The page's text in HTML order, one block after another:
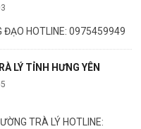
ĐẠO HOTLINE: 0975459949
LÝ TỈNH HƯNG YÊN
TRÀ LÝ HOTLINE: